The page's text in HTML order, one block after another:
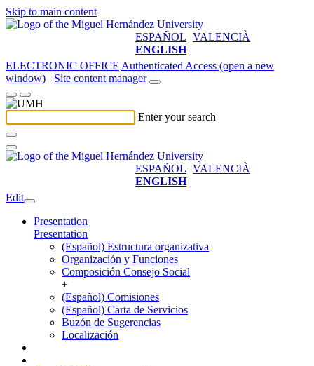
Skip to main content
ESPAÑOL VALENCIÀ
ENGLISH
ELECTRONIC OFFICE Authenticated Access (open a new
window)
Site content manager
Enter your search
ESPAÑOL VALENCIÀ
ENGLISH
Edit
Presentation
Presentation
(Español) Estructura organizativa
Organización y Funciones
Composición Consejo Social
+
(Español) Comisiones
(Español) Carta de Servicios
Buzón de Sugerencias
Localización